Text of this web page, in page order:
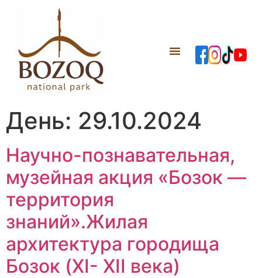
День: 29.10.2024
Научно-познавательная,
музейная акция «Бозок —
территория
знаний».Жилая
архитектура городища
Бозок (XI- XII века)